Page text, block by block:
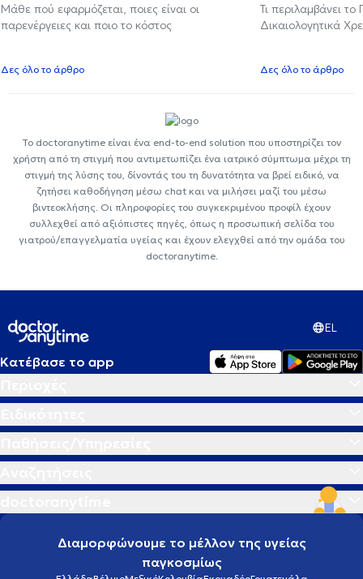
Μάθε πού εφαρμόζεται, ποιες είναι οι
παρενέργειες και ποιο το κόστος
Δες όλο το άρθρο
Τι περιλαμβάνει
Δικαιολογητικά
Δες όλο το άρθρο
Το doctoranytime είναι ένα end-to-end solution που υποστηρίζει τον
χρήστη από τη στιγμή που αντιμετωπίζει ένα ιατρικό σύμπτωμα μέχρι τη
στιγμή της λύσης του, δίνοντάς του τη δυνατότητα να βρεί ειδικό, να
ζητήσει καθοδήγηση μέσω chat και να μιλήσει μαζί του μέσω
βιντεοκλήσης. Οι πληροφορίες του συγκεκριμένου προφίλ έχουν
συλλεχθεί από αξιόπιστες πηγές, όπως η προσωπική σελίδα του
γιατρού/επαγγελματία υγείας και έχουν ελεγχθεί από την ομάδα του
doctoranytime.
EL
Κατέβασε το app
Διαμορφώνουμε το μέλλον της υγείας
παγκοσμίως